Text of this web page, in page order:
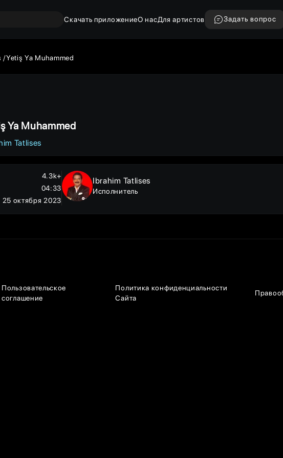
Скачать приложениеО насДля артистов Задать вопрос
Yetiş Ya Muhammed
Ya Muhammed
Tatlises
4.3k+
04:33
25 октября 2023
Ibrahim Tatlises
Исполнитель
Пользовательское
соглашение
Политика конфиденциальности
Сайта